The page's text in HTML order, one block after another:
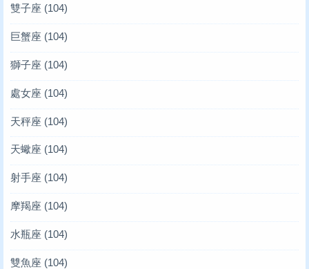
雙子座 (104)
巨蟹座 (104)
獅子座 (104)
處女座 (104)
天秤座 (104)
天蠍座 (104)
射手座 (104)
摩羯座 (104)
水瓶座 (104)
雙魚座 (104)